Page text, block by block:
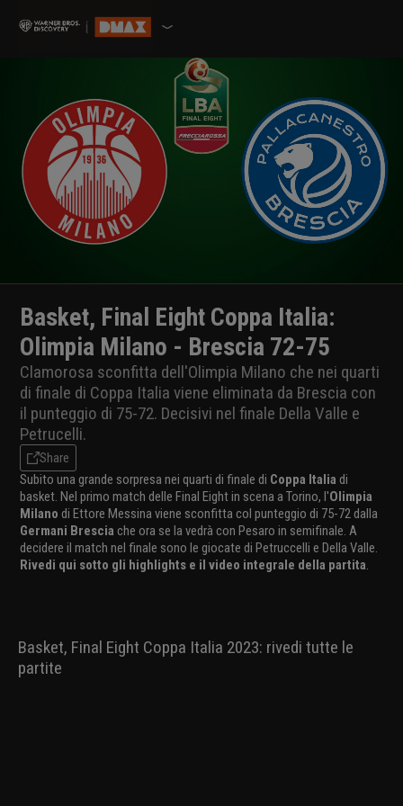
Basket, Final Eight Coppa Italia:
Olimpia Milano - Brescia 72-75
Clamorosa sconfitta dell'Olimpia Milano che nei quarti
di finale di Coppa Italia viene eliminata da Brescia con
il punteggio di 75-72. Decisivi nel finale Della Valle e
Petrucelli.
Share
Subito una grande sorpresa nei quarti di finale di Coppa Italia di
basket. Nel primo match delle Final Eight in scena a Torino, l'Olimpia
Milano di Ettore Messina viene sconfitta col punteggio di 75-72 dalla
Germani Brescia che ora se la vedrà con Pesaro in semifinale. A
decidere il match nel finale sono le giocate di Petruccelli e Della Valle.
Rivedi qui sotto gli highlights e il video integrale della partita.
Basket, Final Eight Coppa Italia 2023: rivedi tutte le
partite